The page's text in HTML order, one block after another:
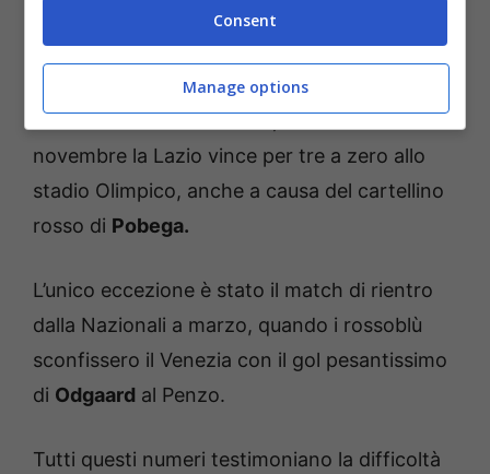
il Bologna aveva rischiato di perdere a Como,
rimontando e portando il match sul due a
due. A ottobre arriva il pareggio per due a due
contro il Genoa al Marassi, mentre a
novembre la Lazio vince per tre a zero allo
stadio Olimpico, anche a causa del cartellino
rosso di Pobega.
L’unico eccezione è stato il match di rientro
dalla Nazionali a marzo, quando i rossoblù
sconfissero il Venezia con il gol pesantissimo
di Odgaard al Penzo.
Tutti questi numeri testimoniano la difficoltà
Consent
Manage options